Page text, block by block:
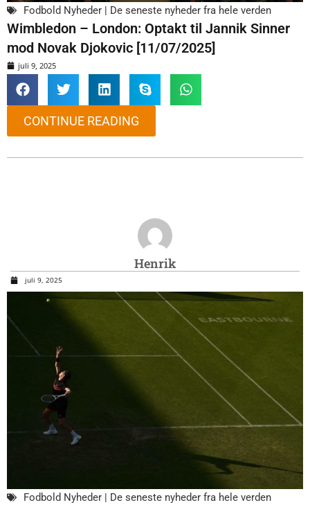
Fodbold Nyheder | De seneste nyheder fra hele verden
Wimbledon – London: Optakt til Jannik Sinner
mod Novak Djokovic [11/07/2025]
juli 9, 2025
CONTINUE READING
Henrik
juli 9, 2025
Fodbold Nyheder | De seneste nyheder fra hele verden